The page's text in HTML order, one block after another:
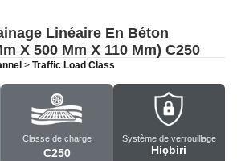
Linéaire En Béton
X 500 Mm X 110 Mm) C250
> Traffic Load Class
Classe de charge
C250
Système de verrouillage
Hiçbiri